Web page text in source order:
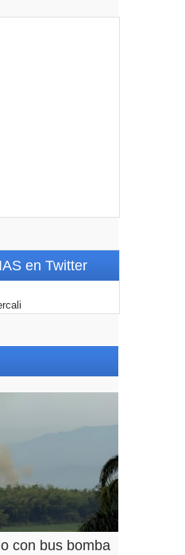
en Twitter
con bus bomba